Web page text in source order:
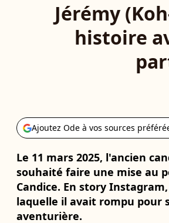
Jérémy
histoire
Ajoutez Ode à vos sources
Le 11 mars 2025, l'ancien
souhaité faire une mise au
Candice. En story
laquelle il avait rompu pour
aventurière.